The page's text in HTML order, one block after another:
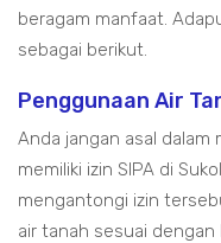
beragam manfaat.
sebagai berikut.
Penggunaan Air
Anda jangan asal
memiliki izin SIPA di
mengantongi izin
air tanah sesuai dengan